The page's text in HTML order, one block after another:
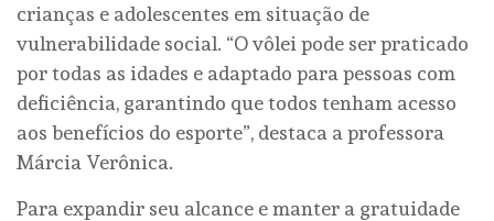
crianças e adolescentes em situação de
vulnerabilidade social. “O vôlei pode ser praticado
por todas as idades e adaptado para pessoas com
deficiência, garantindo que todos tenham acesso
aos benefícios do esporte”, destaca a professora
Márcia Verônica.
Para expandir seu alcance e manter a gratuidade